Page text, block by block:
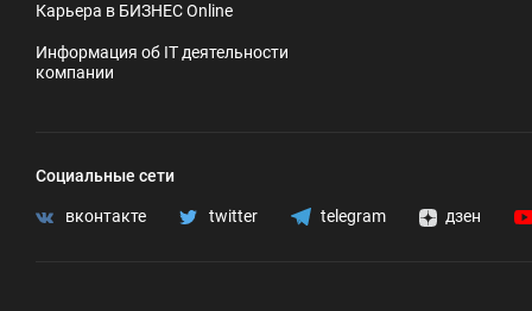
Карьера в БИЗНЕС Online
Информация об IT деятельности
компании
Социальные сети
вконтакте twitter telegram дзен